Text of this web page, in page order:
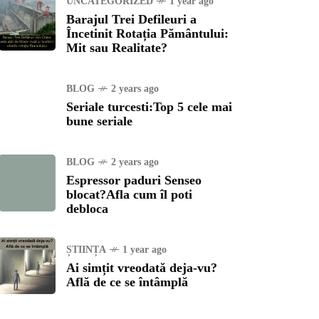
Barajul Trei Defileuri a
Încetinit Rotația Pământului:
Mit sau Realitate?
BLOG 2 years ago
Seriale turcesti:Top 5 cele mai
bune seriale
BLOG 2 years ago
Espressor paduri Senseo
blocat?Afla cum îl poti
debloca
ȘTIINȚA 1 year ago
Ai simțit vreodată deja-vu?
Află de ce se întâmplă